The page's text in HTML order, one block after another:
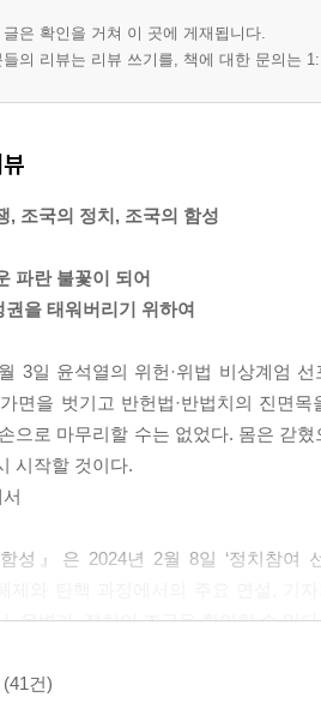
봄’을 되찾기 위하여
내는 글 2025년 1월 15일
잊지 말아야 할 것
내는 글 2025년 1월 17일
인터뷰
부』
존과 행복을 위한 공부, 공존과 연대를
사로, 그를 변신시킨 용기
글은 확인을 거쳐 이 곳에 게재됩니다.
들의 리뷰는 리뷰 쓰기를, 책에 대한 문의는
, 조국의 정치, 조국의 함성
파란 불꽃이 되어
권을 태워버리기 위하여
3일 윤석열의 위헌·위법 비상계엄
면을 벗기고 반헌법·반법치의 진면
으로 마무리할 수는 없었다. 몸은 갇
시작할 것이다.
함성』은 2024년 2월 8일 ‘정치참여
, 웅변가, 정치인 조국을 확인할 수 있
길에 두려움 없이 서다’에서는 조국
(41건)